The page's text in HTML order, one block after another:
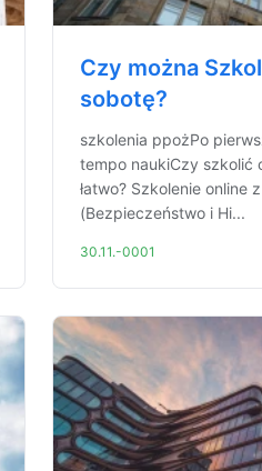
Czy można
sobotę?
szkolenia ppożPo
tempo naukiCzy szkolić
łatwo? Szkolenie online
(Bezpieczeństwo i Hi...
30.11.-0001